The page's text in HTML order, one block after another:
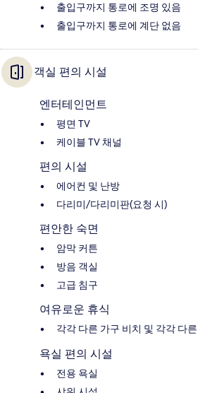
출입구까지 통로에 조명 있음
출입구까지 통로에 계단 없음
객실 편의 시설
엔터테인먼트
평면 TV
케이블 TV 채널
편의 시설
에어컨 및 난방
다리미/다리미판(요청 시)
편안한 숙면
암막 커튼
방음 객실
고급 침구
여유로운 휴식
각각 다른 가구 비치 및 각각 다
욕실 편의 시설
전용 욕실